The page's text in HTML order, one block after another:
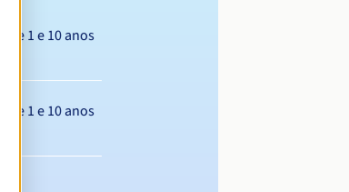
Entre 1 e 10 anos
Entre 1 e 10 anos